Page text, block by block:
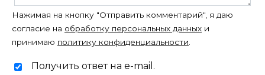
Нажимая на кнопку "Отправить комментарий", я даю
согласие на обработку персональных данных и
принимаю политику конфиденциальности.
Получить ответ на e-mail.